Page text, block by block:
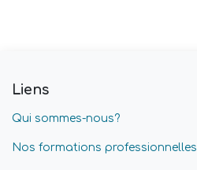
Liens
Qui sommes-nous?
Nos formations professionnelles